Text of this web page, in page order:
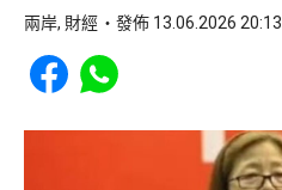
兩岸, 財經 發佈 13.06.2026 20:13
Share to Facebook
Share to WhatsApp